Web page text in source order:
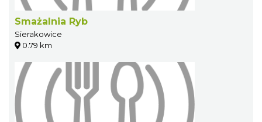
Smażalnia Ryb
Sierakowice
0.79 km